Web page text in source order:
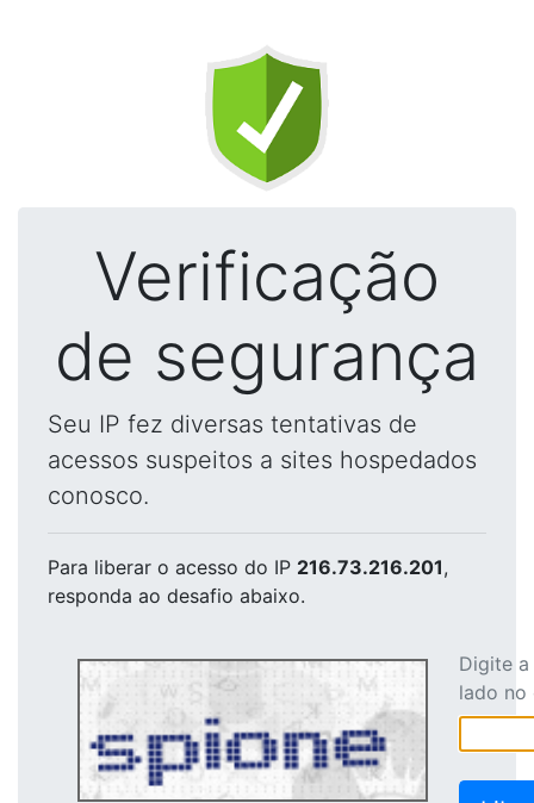
Verificação
de segurança
Seu IP fez diversas tentativas de
acessos suspeitos a sites hospedados
conosco.
Para liberar o acesso do IP 216.73.216.201,
responda ao desafio abaixo.
Digite
lado no